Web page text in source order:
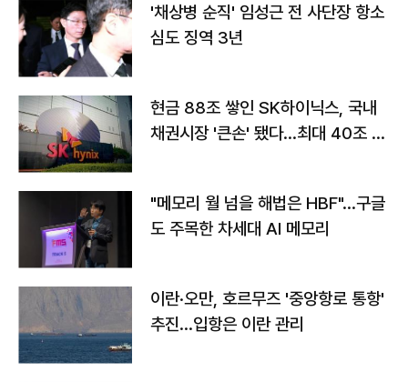
'채상병 순직' 임성근 전 사단장 항소
심도 징역 3년
현금 88조 쌓인 SK하이닉스, 국내
채권시장 '큰손' 됐다…최대 40조 투
"메모리 월 넘을 해법은 HBF"…구글
도 주목한 차세대 AI 메모리
이란·오만, 호르무즈 '중앙항로 통항'
추진…입항은 이란 관리